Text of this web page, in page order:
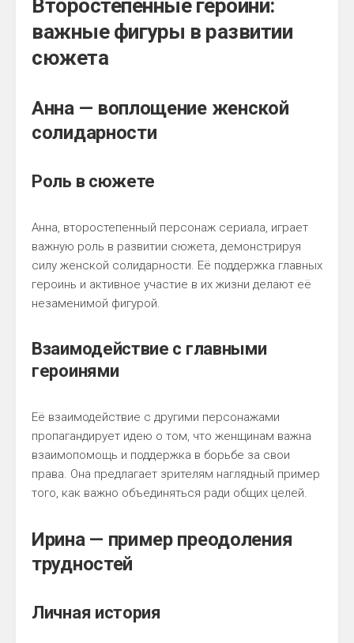
Второстепенные героини:
важные фигуры в развитии
сюжета
Анна — воплощение женской
солидарности
Роль в сюжете
Анна, второстепенный персонаж сериала, играет
важную роль в развитии сюжета, демонстрируя
силу женской солидарности. Её поддержка главных
героинь и активное участие в их жизни делают её
незаменимой фигурой.
Взаимодействие с главными
героинями
Её взаимодействие с другими персонажами
пропагандирует идею о том, что женщинам важна
взаимопомощь и поддержка в борьбе за свои
права. Она предлагает зрителям наглядный пример
того, как важно объединяться ради общих целей.
Ирина — пример преодоления
трудностей
Личная история